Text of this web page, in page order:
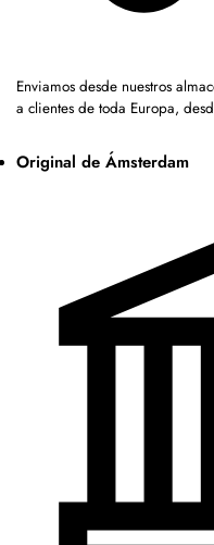
Enviamos desde nuestros
a clientes de toda Europa,
Original de Ámsterdam